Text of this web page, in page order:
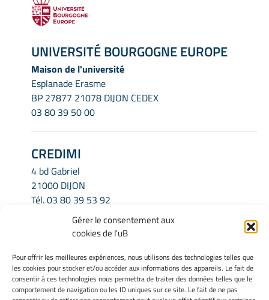
Gérer le consentement aux
cookies de l'uB
Pour offrir les meilleures expériences, nous utilisons des technologies telles que
les cookies pour stocker et/ou accéder aux informations des appareils. Le fait de
consentir à ces technologies nous permettra de traiter des données telles que le
comportement de navigation ou les ID uniques sur ce site. Le fait de ne pas
UNIVERSITÉ BOURGOGNE EUROPE
Maison de l'université
Esplanade Erasme
BP 27877 21078 DIJON CEDEX
03 80 39 50 00
CREDIMI
4 bd Gabriel
21000 DIJON
Tél.03 80 39 53 92
credimi.secretariat@u-bourgogne.fr
INFORMATIONS LÉGALES
Mentions légales
Gérer mes cookies